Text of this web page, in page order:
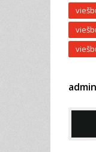
admin